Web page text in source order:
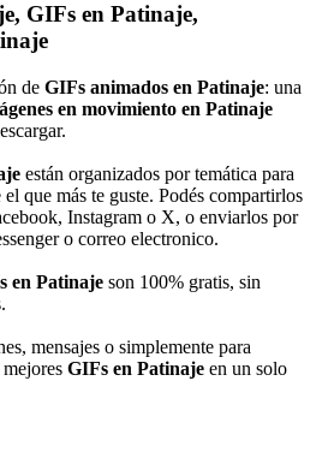
GIFs en Patinaje,
de GIFs animados en Patinaje: una
en movimiento en Patinaje
están organizados por temática para
que más te guste. Podés compartirlos
Instagram o X, o enviarlos por
o correo electronico.
en Patinaje son 100% gratis, sin
mensajes o simplemente para
GIFs en Patinaje en un solo